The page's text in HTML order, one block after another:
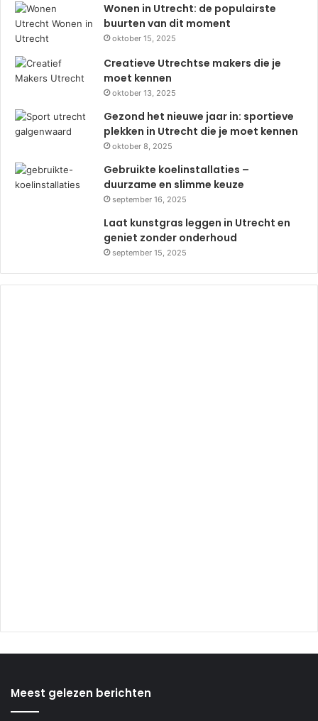
Wonen in Utrecht: de populairste
buurten van dit moment
oktober 15, 2025
Creatieve Utrechtse makers die je
moet kennen
oktober 13, 2025
Gezond het nieuwe jaar in: sportieve
plekken in Utrecht die je moet kennen
oktober 8, 2025
Gebruikte koelinstallaties –
duurzame en slimme keuze
september 16, 2025
Laat kunstgras leggen in Utrecht en
geniet zonder onderhoud
september 15, 2025
Meest gelezen berichten